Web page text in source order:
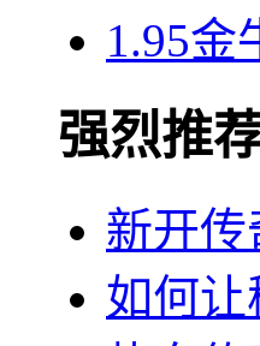
1.95金
强烈推
新开
如何